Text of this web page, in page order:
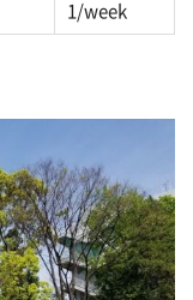
1/week